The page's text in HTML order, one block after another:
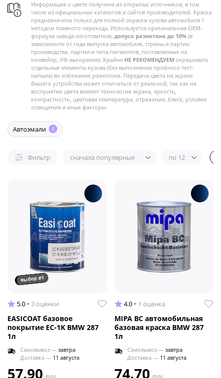
Информация о цвете получена из открытых источников, в том
числе из официальных каталогов и сайтов производителей. Краска
предназначена только для полной окраски кузова автомобиля /
методом плавного перехода. Используется оригинальная OEM-
формула завода-изготовителя, допуск разнотона до 10% (в
зависимости от года выпуска автомобиля, страны и партии
производства, партии и типа пигментов, поставляемых на
конвейер, УФ-выгорания). Крайне НЕ РЕКОМЕНДУЕМ окрашивать
отдельные элементы кузова (без выполнения пробного тест-
напыла) во избежание разнотона. Передача цвета на экране
Вашего устройства может отличаться от реальной, так как на
восприятие цвета влияют технология экрана, яркость,
контрастность, цветовая температура, отражения, блеск, условия
освещения и иные факторы.
Автоэмали 5
Фильтр сначала популярные по 12
выбор #1
5.0 3 оценки
EASICOAT базовое
покрытие EC-1K BMW 287
1л
Самовывоз — завтра
Доставка — 11 августа
57.90
4.0 1 оценка
MIPA BC автомобильная
базовая краска BMW 287
1л
Самовывоз — завтра
Доставка — 11 августа
74.70